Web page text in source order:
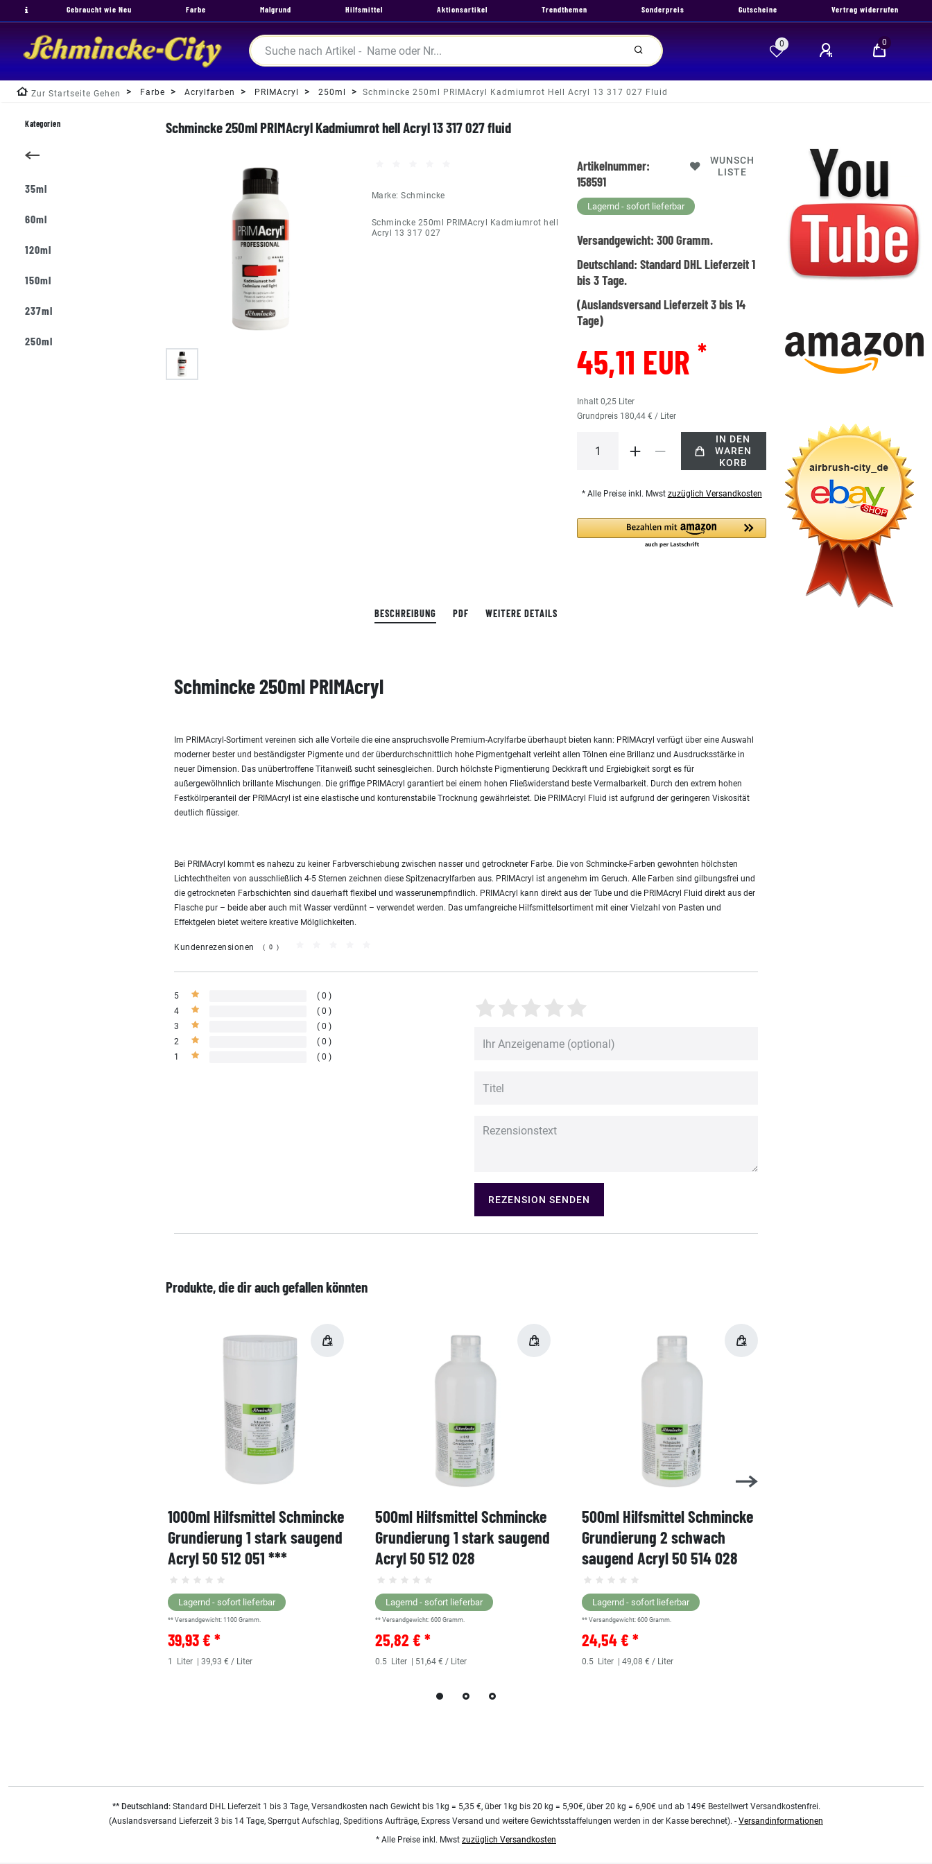
Gebraucht wie Neu Farbe Malgrund Hilfsmittel Aktionsartikel Trendthemen Sonderpreis Gutscheine Vertrag widerrufen
0 0
Zur Startseite Gehen Farbe Acrylfarben PRIMAcryl 250ml Schmincke 250ml PRIMAcryl Kadmiumrot Hell Acryl 13 317 027 Fluid
Schmincke 250ml PRIMAcryl Kadmiumrot hell Acryl 13 317 027 fluid
Marke:Schmincke
Schmincke 250ml PRIMAcryl Kadmiumrot hell
Acryl 13 317 027
Artikelnummer:
158591
WUNSCH
LISTE
Lagernd - sofort lieferbar
Versandgewicht:300Gramm.
Deutschland:Standard DHL Lieferzeit 1
bis 3 Tage.
(Auslandsversand Lieferzeit 3 bis 14
Tage)
45,11 EUR*
Inhalt0,25 Liter
Grundpreis 180,44 € / Liter
IN DEN
WAREN
KORB
* Alle Preise inkl. Mwst zuzüglich Versandkosten
BESCHREIBUNG PDF WEITERE DETAILS
Schmincke 250ml PRIMAcryl
Im PRIMAcryl-Sortiment vereinen sich alle Vorteile die eine anspruchsvolle Premium-Acrylfarbe überhaupt bieten kann: PRIMAcryl verfügt über eine Auswahl
moderner bester und beständigster Pigmente und der überdurchschnittlich hohe Pigmentgehalt verleiht allen Tölnen eine Brillanz und Ausdrucksstärke in
neuer Dimension. Das unübertroffene Titanweiß sucht seinesgleichen. Durch hölchste Pigmentierung Deckkraft und Ergiebigkeit sorgt es für
außergewölhnlich brillante Mischungen. Die griffige PRIMAcryl garantiert bei einem hohen Fließwiderstand beste Vermalbarkeit. Durch den extrem hohen
Festkölrperanteil der PRIMAcryl ist eine elastische und konturenstabile Trocknung gewährleistet. Die PRIMAcryl Fluid ist aufgrund der geringeren Viskosität
deutlich flüssiger.
Bei PRIMAcryl kommt es nahezu zu keiner Farbverschiebung zwischen nasser und getrockneter Farbe. Die von Schmincke-Farben gewohnten hölchsten
Lichtechtheiten von ausschließlich 4-5 Sternen zeichnen diese Spitzenacrylfarben aus. PRIMAcryl ist angenehm im Geruch. Alle Farben sind gilbungsfrei und
die getrockneten Farbschichten sind dauerhaft flexibel und wasserunempfindlich. PRIMAcryl kann direkt aus der Tube und die PRIMAcryl Fluid direkt aus der
Flasche pur – beide aber auch mit Wasser verdünnt – verwendet werden. Das umfangreiche Hilfsmittelsortiment mit einer Vielzahl von Pasten und
Effektgelen bietet weitere kreative Mölglichkeiten.
Kundenrezensionen (0)
5
0
4
0
3
0
2
0
1
0
REZENSION SENDEN
Produkte, die dir auch gefallen könnten
1000ml Hilfsmittel Schmincke
Grundierung 1 stark saugend
Acryl 50 512 051 ***
Lagernd - sofort lieferbar
** Versandgewicht: 1100 Gramm.
39,93 € *
1 Liter | 39,93 € / Liter
500ml Hilfsmittel Schmincke
Grundierung 1 stark saugend
Acryl 50 512 028
Lagernd - sofort lieferbar
** Versandgewicht: 600 Gramm.
25,82 € *
0.5 Liter | 51,64 € / Liter
500ml Hilfsmittel Schmincke
Grundierung 2 schwach
saugend Acryl 50 514 028
Lagernd - sofort lieferbar
** Versandgewicht:600 Gramm.
24,54 € *
0.5 Liter | 49,08 € / Liter
Kategorien
35ml
60ml
120ml
150ml
237ml
250ml
** Deutschland:Standard DHL Lieferzeit 1 bis 3 Tage, Versandkosten nach Gewicht bis 1kg = 5,35 €, über 1kg bis 20 kg = 5,90€, über 20 kg = 6,90€ und ab 149€ Bestellwert Versandkostenfrei.
(Auslandsversand Lieferzeit 3 bis 14 Tage, Sperrgut Aufschlag, Speditions Aufträge, Express Versand und weitere Gewichtsstaffelungen werden in der Kasse berechnet). - Versandinformationen
* Alle Preise inkl. Mwst zuzüglich Versandkosten